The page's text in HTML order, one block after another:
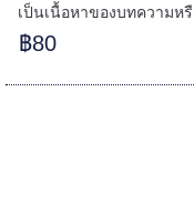
เป็นเนื้อหาของบทความห
฿80